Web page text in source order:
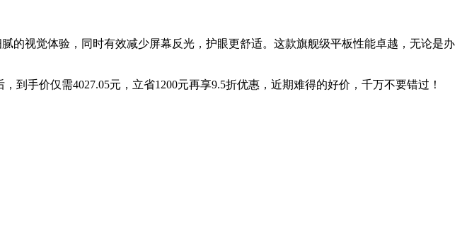
的视觉体验，同时有效减少屏幕反光，护眼更舒适。这款旗舰级平板性能卓越，无论是办
到手价仅需4027.05元，立省1200元再享9.5折优惠，近期难得的好价，千万不要错过！